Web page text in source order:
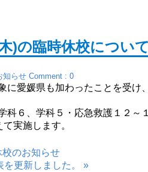
)の臨時休校について
知らせ Comment : 0
に愛媛県も加わったことを受け
科６、学科５・応急救護１２～
実施します。
のお知らせ
を更新しました。 »